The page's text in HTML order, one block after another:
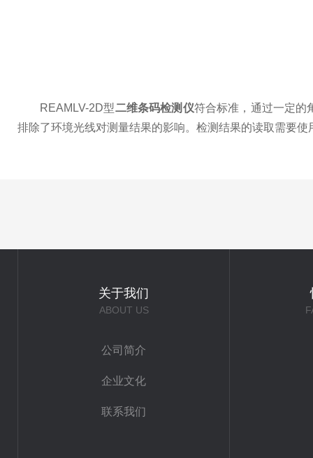
REAMLV-2D型二维条码检测仪符合标准，通过一定的
排除了环境光线对测量结果的影响。检测结果的读取需要
关于我们
ABOUT US
公司简介
企业文化
联系我们